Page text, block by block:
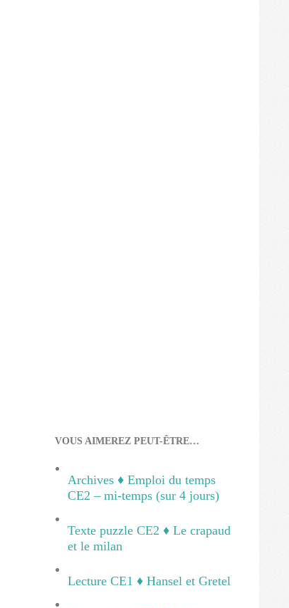
VOUS AIMEREZ PEUT-ÊTRE…
Archives ♦ Emploi du temps
CE2 – mi-temps (sur 4 jours)
Texte puzzle CE2 ♦ Le crapaud
et le milan
Lecture CE1 ♦ Hansel et Gretel